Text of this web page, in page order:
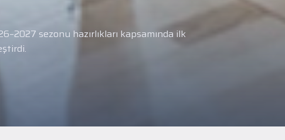
transfer çalışmalarımız kapsamında yeni
bugün partnerimiz Anadolu Sağlık Merkezi
kontrollerinden geçti.